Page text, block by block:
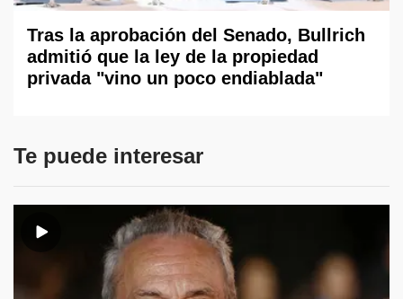
Tras la aprobación del Senado, Bullrich
admitió que la ley de la propiedad
privada "vino un poco endiablada"
Te puede interesar